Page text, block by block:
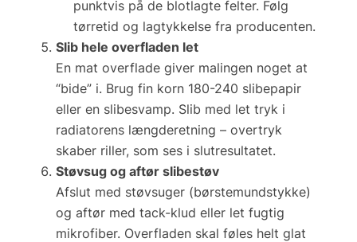
punktvis på de blotlagte felter. Følg
tørretid og lagtykkelse fra producenten.
Slib hele overfladen let
En mat overflade giver malingen noget at
“bide” i. Brug fin korn 180-240 slibepapir
eller en slibesvamp. Slib med let tryk i
radiatorens længderetning – overtryk
skaber riller, som ses i slutresultatet.
Støvsug og aftør slibestøv
Afslut med støvsuger (børstemundstykke)
og aftør med tack-klud eller let fugtig
mikrofiber. Overfladen skal føles helt glat